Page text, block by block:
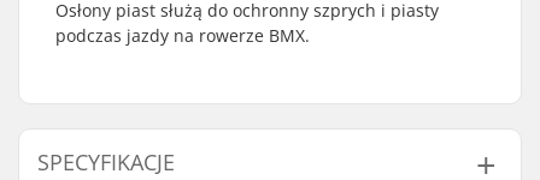
Osłony piast służą do ochronny szprych i piasty
podczas jazdy na rowerze BMX.
SPECYFIKACJE